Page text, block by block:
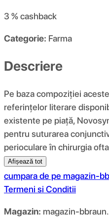
3 %cashback
Categorie: Farma
Descriere
Pe baza compoziţiei
referinţelor literare
existente pe piaţă,
pentru suturarea
perioculare în chirurgia
Afișează tot
cumpara de pe magazin-
Termeni si Conditii
Magazin: magazin-